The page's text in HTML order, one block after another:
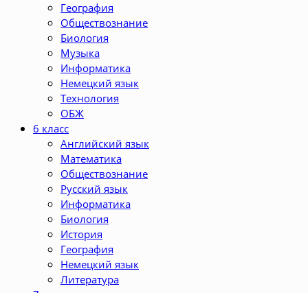
География
Обществознание
Биология
Музыка
Информатика
Немецкий язык
Технология
ОБЖ
6 класс
Английский язык
Математика
Обществознание
Русский язык
Информатика
Биология
История
География
Немецкий язык
Литература